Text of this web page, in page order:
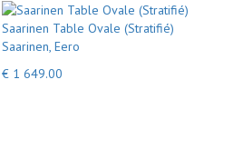
Saarinen Table Ovale (Stratifié)
Saarinen, Eero
€ 1 649.00